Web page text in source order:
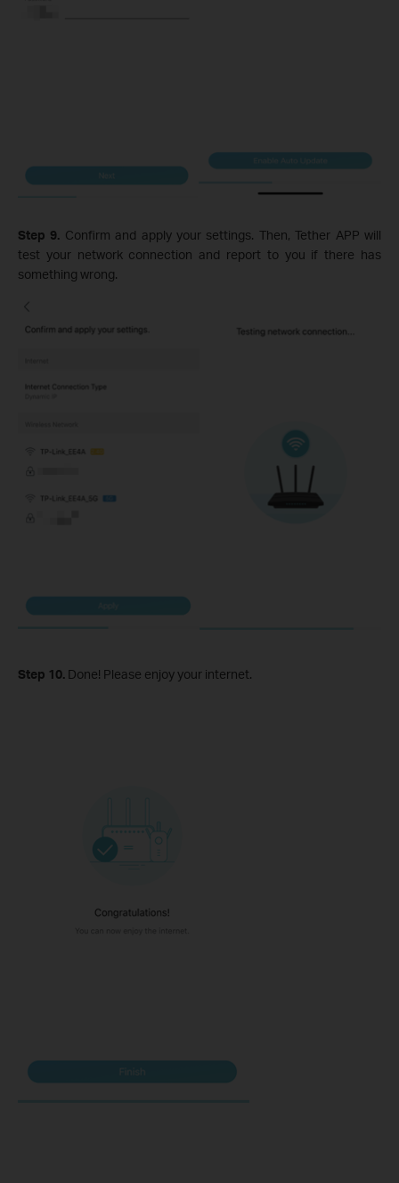
Step 9. Confirm and apply your settings. Then, Tether APP will
test your network connection and report to you if there has
something wrong.
Step 10. Done! Please enjoy your internet.